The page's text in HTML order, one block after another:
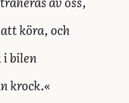
köra, och
i bilen
krock.«